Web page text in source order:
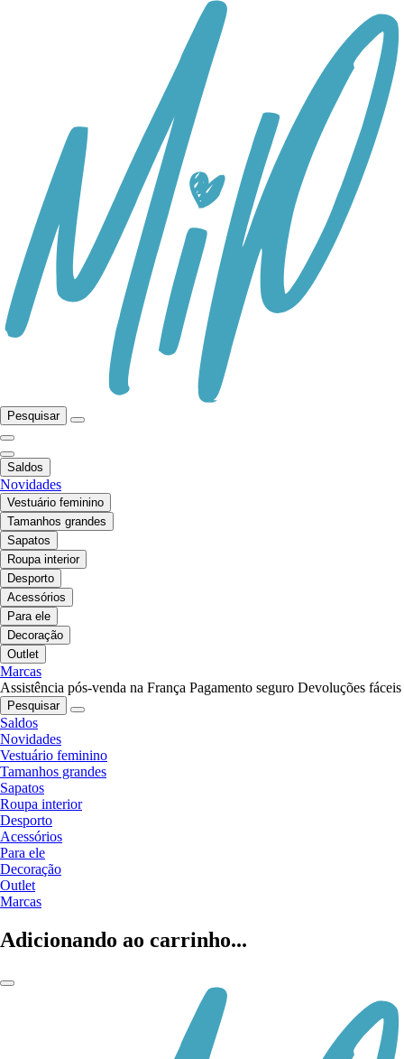
Pesquisar
Saldos
Novidades
Vestuário feminino
Tamanhos grandes
Sapatos
Roupa interior
Desporto
Acessórios
Para ele
Decoração
Outlet
Marcas
Assistência pós-venda na França Pagamento seguro Devoluções fáceis
Pesquisar
Saldos
Novidades
Vestuário feminino
Tamanhos grandes
Sapatos
Roupa interior
Desporto
Acessórios
Para ele
Decoração
Outlet
Marcas
Adicionando ao carrinho...